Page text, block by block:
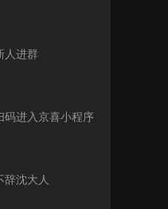
人进群
码进入京喜小程序
辞沈大人